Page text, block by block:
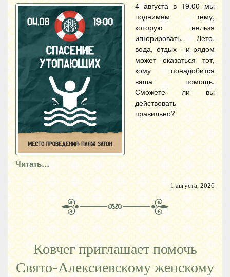
4 августа в 19.00 мы
поднимем тему,
которую нельзя
игнорировать. Лето,
вода, отдых - и рядом
может оказаться тот,
кому понадобится
ваша помощь.
Сможете ли вы
действовать
правильно?
Читать…
1 августа, 2026
Ковчег приглашает помочь
Свято-Алексиевскому женскому